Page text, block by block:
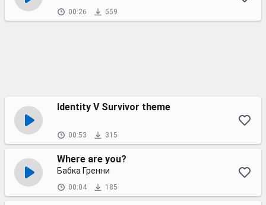
00:26 559
Identity V Survivor theme
00:53 315
Where are you?
Бабка Гренни
00:04 185